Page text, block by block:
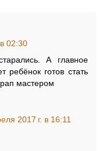
02:30
А главное
ребёнок готов стать
мастером
2017 г. в 16:11